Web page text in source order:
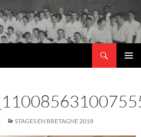
STAGES EN BRETAGNE 2018